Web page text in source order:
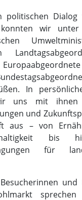
In
uns mit ihnen
und
aus – von
bis
für
und
herzlich für den
Gespräche,
Landwirtschaft
hat viel zu bieten.